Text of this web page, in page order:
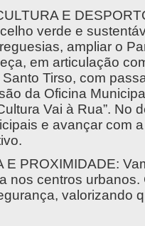
E
verde e
ampliar o
em articulação
Tirso, com
da Oficina
Vai à Rua”.
e avançar com
E PROXIMIDADE:
nos centros
valorizando